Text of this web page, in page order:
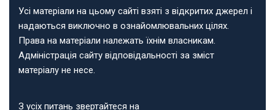
Усі матеріали на цьому сайті взяті з відкритих джерел і
надаються виключно в ознайомлювальних цілях.
Права на матеріали належать їхнім власникам.
Адміністрація сайту відповідальності за зміст
матеріалу не несе.
З усіх питань звертайтеся на